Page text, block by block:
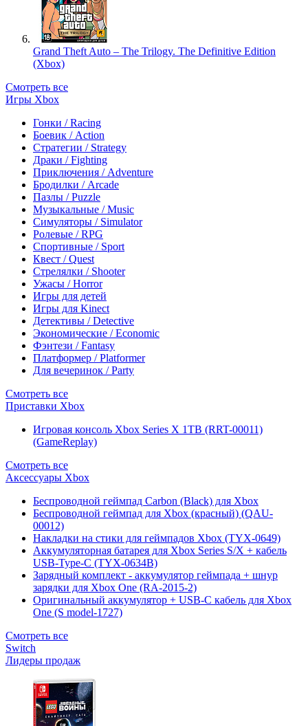
Grand Theft Auto – The Trilogy. The Definitive Edition
(Xbox)
Смотреть все
Игры Xbox
Гонки / Racing
Боевик / Action
Стратегии / Strategy
Драки / Fighting
Приключения / Adventure
Бродилки / Arcade
Пазлы / Puzzle
Музыкальные / Music
Симуляторы / Simulator
Ролевые / RPG
Спортивные / Sport
Квест / Quest
Стрелялки / Shooter
Ужасы / Horror
Игры для детей
Игры для Kinect
Детективы / Detective
Экономические / Economic
Фэнтези / Fantasy
Платформер / Platformer
Для вечеринок / Party
Смотреть все
Приставки Xbox
Игровая консоль Xbox Series X 1TB (RRT-00011)
(GameReplay)
Смотреть все
Аксессуары Xbox
Беспроводной геймпад Carbon (Black) для Xbox
Беспроводной геймпад для Xbox (красный) (QAU-
00012)
Накладки на стики для геймпадов Xbox (TYX-0649)
Аккумуляторная батарея для Xbox Series S/X + кабель
USB-Type-C (TYX-0634B)
Зарядный комплект - аккумулятор геймпада + шнур
зарядки для Xbox One (RA-2015-2)
Оригинальный аккумулятор + USB-C кабель для Xbox
One (S model-1727)
Смотреть все
Switch
Лидеры продаж